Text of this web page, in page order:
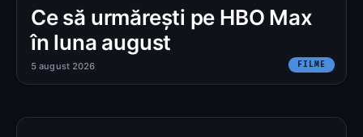
Ce să urmărești pe HBO Max
în luna august
FILME
5 august 2026